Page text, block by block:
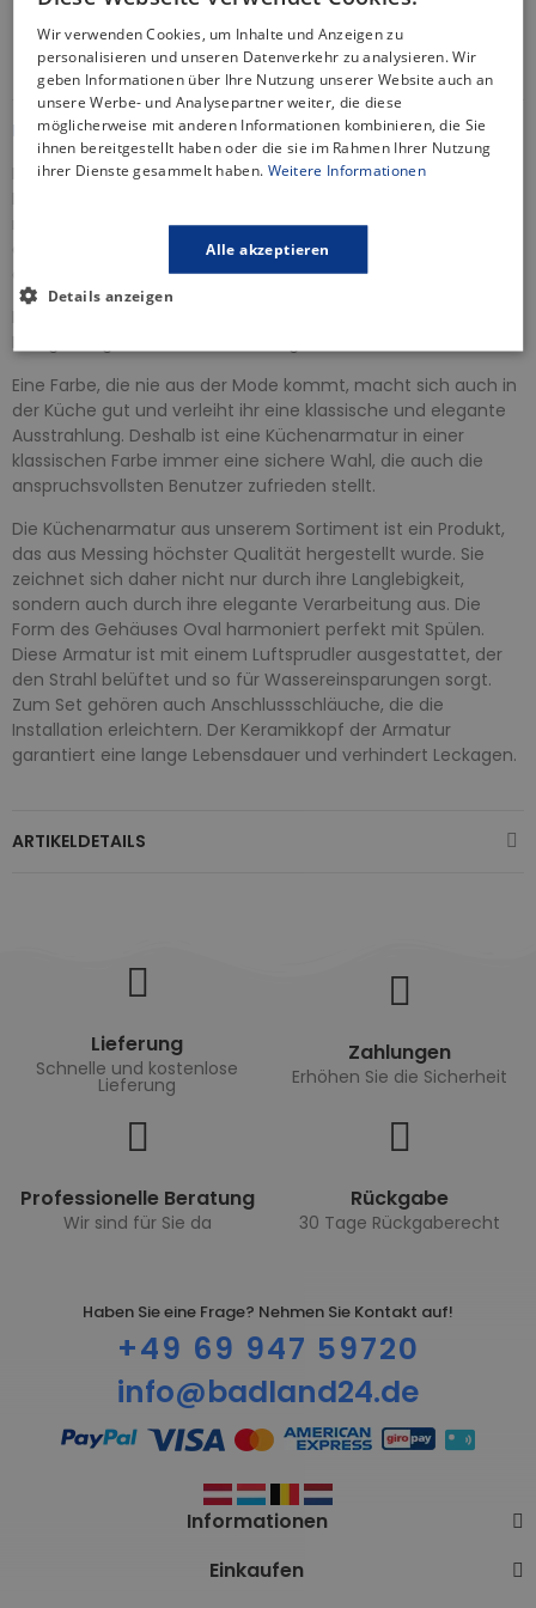
Informationen zur Produktsicherheit
BESCHREIBUNG
Die Küchenbatterie ist ein wichtiges Element in jeder Küche.
nicht nur durch ihre Funktionalität, sondern auch durch ihr
ästhetisches Design aus, das Ihrem Spüllbecken einen
eleganten Touch verleiht.
Eine Farbe, die nie aus der Mode kommt, macht sich auch in
der Küche gut und verleiht ihr eine klassische und elegante
Ausstrahlung. Deshalb ist eine Küchenarmatur in einer
klassischen Farbe immer eine sichere Wahl, die auch die
anspruchsvollsten Benutzer zufrieden stellt.
Die Küchenarmatur aus unserem Sortiment ist ein Produkt,
das aus Messing höchster Qualität hergestellt wurde. Sie
zeichnet sich daher nicht nur durch ihre Langlebigkeit,
sondern auch durch ihre elegante Verarbeitung aus. Die
Form des Gehäuses Oval harmoniert perfekt mit Spülen.
Diese Armatur ist mit einem Luftsprudler ausgestattet, der
den Strahl belüftet und so für Wassereinsparungen sorgt.
Zum Set gehören auch Anschlussschläuche, die die
Installation erleichtern. Der Keramikkopf der Armatur
garantiert eine lange Lebensdauer und verhindert Leckagen.
ARTIKELDETAILS
Lieferung
Schnelle und kostenlose
Lieferung
Zahlungen
Erhöhen Sie die Sicherheit
Professionelle Beratung
Wir sind für Sie da
Rückgabe
30 Tage Rückgaberecht
Haben Sie eine Frage? Nehmen Sie Kontakt auf!
+49 69 947 59720
info@badland24.de
Informationen
Einkaufen
Wir verwenden Cookies, um Inhalte und Anzeigen zu
personalisieren und unseren Datenverkehr zu analysieren. Wir
geben Informationen über Ihre Nutzung unserer Website auch an
unsere Werbe- und Analysepartner weiter, die diese
möglicherweise mit anderen Informationen kombinieren, die Sie
ihnen bereitgestellt haben oder die sie im Rahmen Ihrer Nutzung
ihrer Dienste gesammelt haben. Weitere Informationen
Alle akzeptieren
Details anzeigen